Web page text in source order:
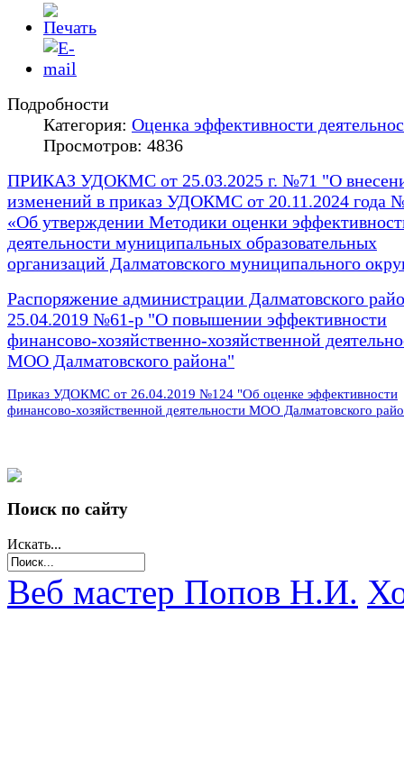
Подробности
Категория: Оценка эффективности
Просмотров: 4836
ПРИКАЗ УДОКМС от 25.03.2025 г. №71 "О
изменений в приказ УДОКМС от 20.11.2024 года
«Об утверждении Методики оценки
деятельности муниципальных образовательных
организаций Далматовского муниципального
Распоряжение администрации Далматовского
25.04.2019 №61-р "О повышении эффективности
финансово-хозяйственно-хозяйственной
МОО Далматовского района"
Приказ УДОКМС от 26.04.2019 №124 "Об оценке эффективности
финансово-хозяйственной деятельности МОО Далматовского
Поиск по сайту
Искать...
Веб мастер Попов Н.И.